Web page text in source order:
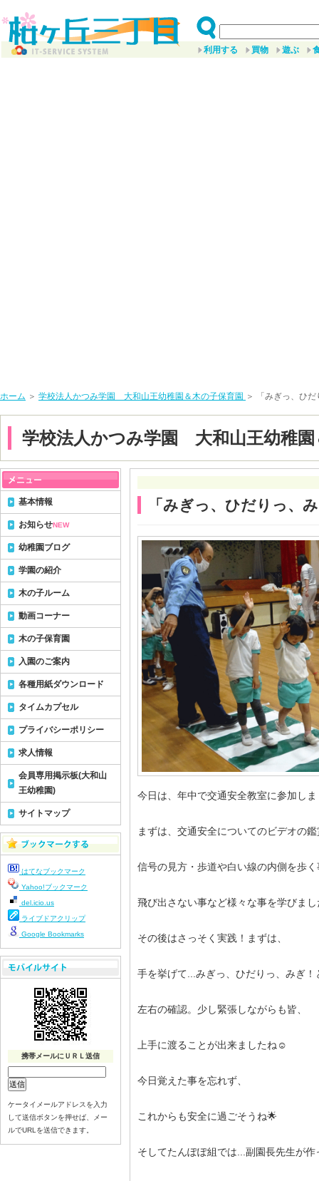
利用する 買物 遊ぶ
ホーム ＞ 学校法人かつみ学園 大和山王幼稚園＆木の子保育園 ＞ 「みぎっ、ひ
学校法人かつみ学園 大和山王幼稚園
「みぎっ、ひだりっ、
今日は、年中で交通安全教室に参加し
まずは、交通安全についてのビデオの
信号の見方・歩道や白い線の内側を歩く
飛び出さない事など様々な事を学びまし
その後はさっそく実践！まずは、
手を挙げて...みぎっ、ひだりっ、みぎ！
左右の確認。少し緊張しながらも皆、
上手に渡ることが出来ましたね☺️
今日覚えた事を忘れず、
これからも安全に過ごそうね🌟
そしてたんぽぽ組では...副園長先生が作
基本情報
お知らせNEW
幼稚園ブログ
学園の紹介
木の子ルーム
動画コーナー
木の子保育園
入園のご案内
各種用紙ダウンロード
タイムカプセル
プライバシーポリシー
求人情報
会員専用掲示板(大和山
王幼稚園)
サイトマップ
はてなブックマーク
Yahoo!ブックマーク
del.icio.us
ライブドアクリップ
Google Bookmarks
携帯メールにＵＲＬ送信
ケータイメールアドレスを入力
して送信ボタンを押せば、メー
ルでURLを送信できます。